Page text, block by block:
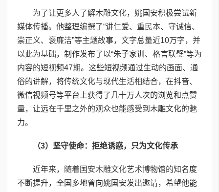
为了让更多人了解木雕文化，姚国安积极尝试新
媒体传播。他整理编撰了“讲仁爱、重民本、守诚信、
崇正义、褒廉洁”等主题故事，文字总量近10万字，并
以此为基础，制作发布了以“朱子家训、格言联璧”等为
内容的短视频47期。这些短视频通过生动的画面、通
俗的讲解，将传统文化与现代生活相结合，在抖音、
微信视频号等平台上获得了几十万人次的浏览和点赞
量，让远在千里之外的观众也能感受到木雕文化的魅
力。
（3）坚守使命：拒绝诱惑，只为文化传承
近年来，随着国安木雕文化艺术博物馆的知名度
不断提升，全国多地曾向姚国安发出邀请，希望他能